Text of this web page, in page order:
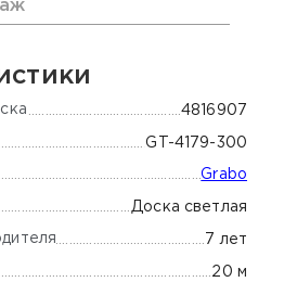
4816907
GT-4179-300
Grabo
Доска светлая
7 лет
20 м